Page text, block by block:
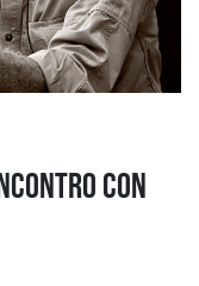
con